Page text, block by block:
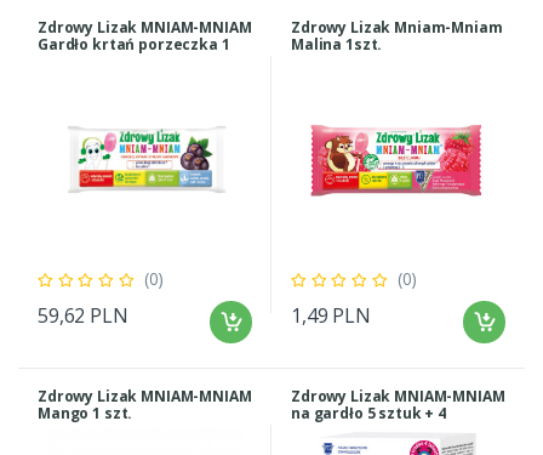
Zdrowy Lizak MNIAM-MNIAM
Gardło krtań porzeczka 1
(0)
59,62 PLN
Zdrowy Lizak Mniam-Mniam
Malina 1szt.
(0)
1,49 PLN
Zdrowy Lizak MNIAM-MNIAM
Mango 1 szt.
Zdrowy Lizak MNIAM-MNIAM
na gardło 5 sztuk + 4